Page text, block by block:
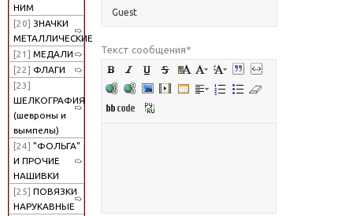
НИМ
[20] ЗНАЧКИ
МЕТАЛЛИЧЕСКИЕ
[21] МЕДАЛИ
[22] ФЛАГИ
[23]
ШЕЛКОГРАФИЯ
(шевроны и
вымпелы)
[24] "ФОЛЬГА"
И ПРОЧИЕ
НАШИВКИ
[25] ПОВЯЗКИ
НАРУКАВНЫЕ
Текст сообщения*